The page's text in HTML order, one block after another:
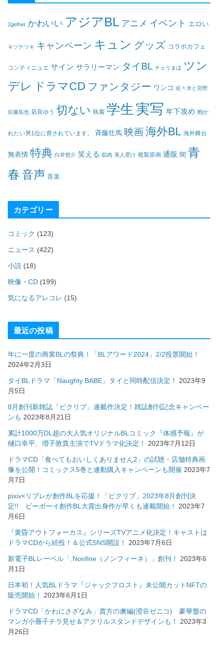
2gether かわいい アジアBL アニメ イベント エロい
キヅナツキ キャンペーン キュン グッズ コラボカフェ
コンティニュエ サイン サラリーマン タイBL チェリまほ ツン
デレ
ドラマCD ファンタジー ワンコ 佐々木と宮野
佐藤拓也 凪良ゆう 切ない 執着 学生 実写 年下攻め 抱か
れたい男1位に脅されています。 斉藤壮馬 映画海外BL 海外舞台
無表情 特典 白井悠介 笑える 筋肉 美人受け 複製原画 通販 闇 青
春音声 音楽
カテゴリー
コミック (123)
ニュース (422)
小説 (18)
映像・CD (199)
気になるアレコレ (15)
最近の投稿
年に一度の商業BLの祭典！「BLアワード2024」2/2投票開始！
2024年2月3日
タイBLドラマ「Naughty BABE」タイと同時配信決定！
2023年9
月5日
8月創刊新雑誌「ピクリブ」連載作決定！雑誌創刊記念キャンペー
ンも 2023年8月21日
累計1000万DL超の大人気オリジナルBLコミック『体感予報』が
樋口幸平、増子敦貴主演でTVドラマ化決定！
2023年7月12日
ドラマCD「食べてもおいしくありません2」の試聴・店舗特典画
像を公開！コミックス5巻と連動購入キャンペーンも開催 2023年7
月7日
pixiv×リブレが創作BLを応援！「ピクリブ」2023年8月創刊決
定!! ビーボーイ創作BL大賞出身作が早くも連載開始！
2023年7
月6日
『黄昏アウトフォーカス』シリーズTVアニメ化決定！キャストは
ドラマCDから続投！＆公式SNS開設！
2023年7月6日
新電子BLレーベル「.Nonfine（ノンフィーネ）」創刊！
2023年6
月1日
日本初！人気BLドラマ『ジャックフロスト』未公開カットNFTの
販売開始！
2023年6月1日
ドラマCD「かわにさざなみ」貴方の虜編(澄谷ゼニコ) 豪華盤の
マンガ小冊子チラ見せ＆アクリルスタンドデザインも！
2023年3
月26日